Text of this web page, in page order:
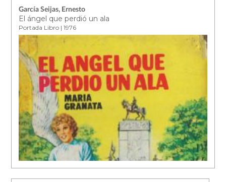
García Seijas, Ernesto
El ángel que perdió un ala
Portada Libro | 1976